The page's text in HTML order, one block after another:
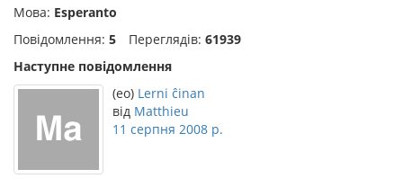
Мова: Esperanto
Повідомлення: 5 Переглядів: 61939
Наступне повідомлення
(eo) Lerni ĉinan
від Matthieu
11 серпня 2008 р.